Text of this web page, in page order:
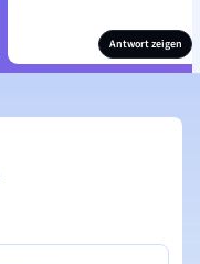
Antwort zeigen